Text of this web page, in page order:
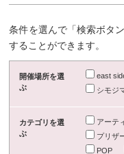
条件を選んで「検索ボタ
することができます。
開催場所を選
ぶ
east
シモジ
カテゴリを選
ぶ
アーテ
プリザ
POP